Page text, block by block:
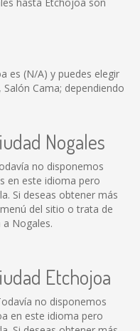
es (N/A) y puedes elegir
Cama; dependiendo
Nogales
no disponemos
en este idioma pero
Si deseas obtener más
del sitio o trata de
Nogales.
Etchojoa
no disponemos
en este idioma pero